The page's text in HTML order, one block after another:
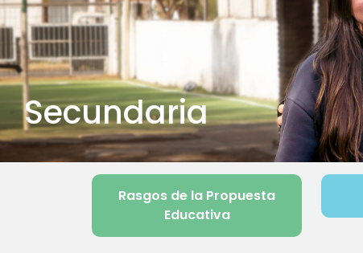
Secundaria
Rasgos de la Propuesta
Educativa